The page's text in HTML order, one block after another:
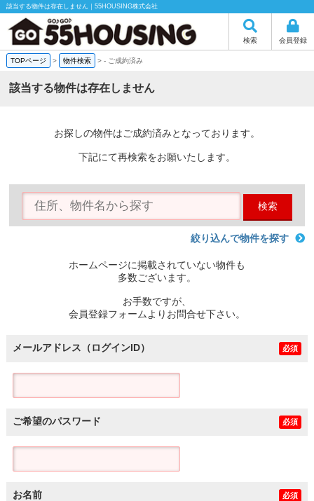
該当する物件は存在しません｜55HOUSING株式会社
検索 会員登録
TOPページ > 物件検索 >- ご成約済み
該当する物件は存在しません
お探しの物件はご成約済みとなっております。
下記にて再検索をお願いたします。
検索
絞り込んで物件を探す
ホームページに掲載されていない物件も
多数ございます。
お手数ですが、
会員登録フォームよりお問合せ下さい。
メールアドレス（ログインID） 必須
ご希望のパスワード 必須
お名前 必須